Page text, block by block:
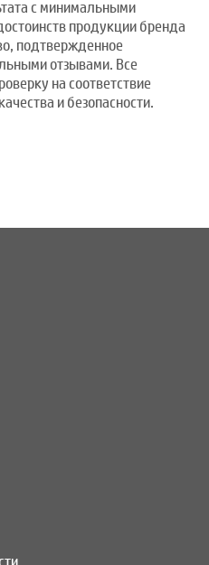
с минимальными
продукции бренда
подтвержденное
отзывами. Все
на соответствие
и безопасности.